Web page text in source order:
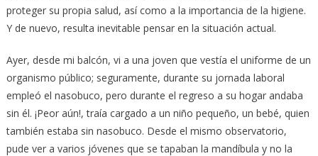
proteger su propia salud, así como a la importancia de la higiene.
Y de nuevo, resulta inevitable pensar en la situación actual.
Ayer, desde mi balcón, vi a una joven que vestía el uniforme de un
organismo público; seguramente, durante su jornada laboral
empleó el nasobuco, pero durante el regreso a su hogar andaba
sin él. ¡Peor aún!, traía cargado a un niño pequeño, un bebé, quien
también estaba sin nasobuco. Desde el mismo observatorio,
pude ver a varios jóvenes que se tapaban la mandíbula y no la